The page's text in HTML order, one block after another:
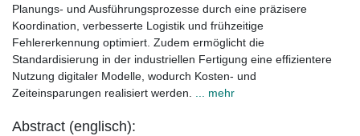
Planungs- und Ausführungsprozesse durch eine präzisere
Koordination, verbesserte Logistik und frühzeitige
Fehlererkennung optimiert. Zudem ermöglicht die
Standardisierung in der industriellen Fertigung eine effizientere
Nutzung digitaler Modelle, wodurch Kosten- und
Zeiteinsparungen realisiert werden.
... mehr
Abstract (englisch):